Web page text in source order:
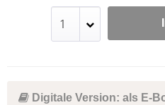
Digitale Version: als E-